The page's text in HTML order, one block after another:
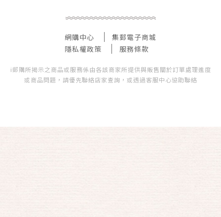
網購中心
集郵電子商城
隱私權政策
服務條款
i郵購所揭示之商品或服務係由各該商家所提供與販售關於訂單處理進度
或商品問題，請優先聯絡店家查詢，或透過客服中心協助聯絡